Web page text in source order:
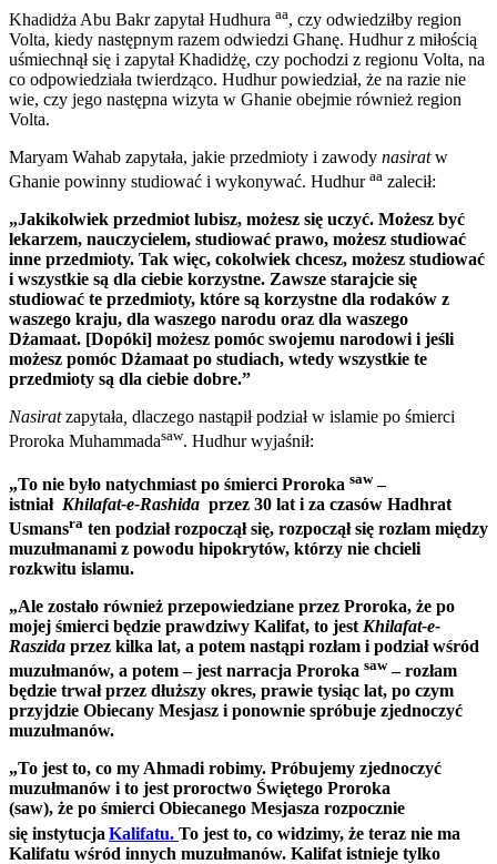
Khadidża Abu Bakr zapytał Hudhura aa, czy odwiedziłby region
Volta, kiedy następnym razem odwiedzi Ghanę. Hudhur z miłością
uśmiechnął się i zapytał Khadidżę, czy pochodzi z regionu Volta, na
co odpowiedziała twierdząco. Hudhur powiedział, że na razie nie
wie, czy jego następna wizyta w Ghanie obejmie również region
Volta.
Maryam Wahab zapytała, jakie przedmioty i zawody nasiratw
Ghanie powinny studiować i wykonywać. Hudhur aa zalecił:
„Jakikolwiek przedmiot lubisz, możesz się uczyć. Możesz być
lekarzem, nauczycielem, studiować prawo, możesz studiować
inne przedmioty. Tak więc, cokolwiek chcesz, możesz studiować
i wszystkie są dla ciebie korzystne. Zawsze starajcie się
studiować te przedmioty, które są korzystne dla rodaków z
waszego kraju, dla waszego narodu oraz dla waszego
Dżamaat. [Dopóki] możesz pomóc swojemu narodowi i jeśli
możesz pomóc Dżamaat po studiach, wtedy wszystkie te
przedmioty są dla ciebie dobre.”
Nasiratzapytała dlaczego nastąpił podział w islamie po śmierci
Proroka Muhammadasaw. Hudhur wyjaśnił:
„To nie było natychmiast po śmierci Proroka saw–
istniał Khilafat-e-Rashida przez 30 lat i za czasów Hadhrat
Usmansra ten podział rozpoczął się, rozpoczął się rozłam między
muzułmanami z powodu hipokrytów, którzy nie chcieli
rozkwitu islamu.
„Ale zostało również przepowiedziane przez Proroka, że ​​po
mojej śmierci będzie prawdziwy Kalifat, to jest Khilafat-e-
Raszida przez kilka lat, a potem nastąpi rozłam i podział wśród
muzułmanów, a potem – jest narracja Proroka saw – rozłam
będzie trwał przez dłuższy okres, prawie tysiąc lat, po czym
przyjdzie Obiecany Mesjasz i ponownie spróbuje zjednoczyć
muzułmanów.
„To jest to, co my Ahmadi robimy. Próbujemy zjednoczyć
muzułmanów i to jest proroctwo Świętego Proroka
(saw), że po śmierci Obiecanego Mesjasza rozpocznie
się instytucja Kalifatu. To jest to, co widzimy, że teraz nie ma
Kalifatu wśród innych muzułmanów. Kalifat istnieje tylko